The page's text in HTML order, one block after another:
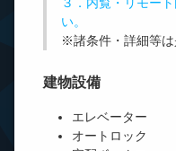
い。
※諸条件・詳細等は
建物設備
エレベーター
オートロック